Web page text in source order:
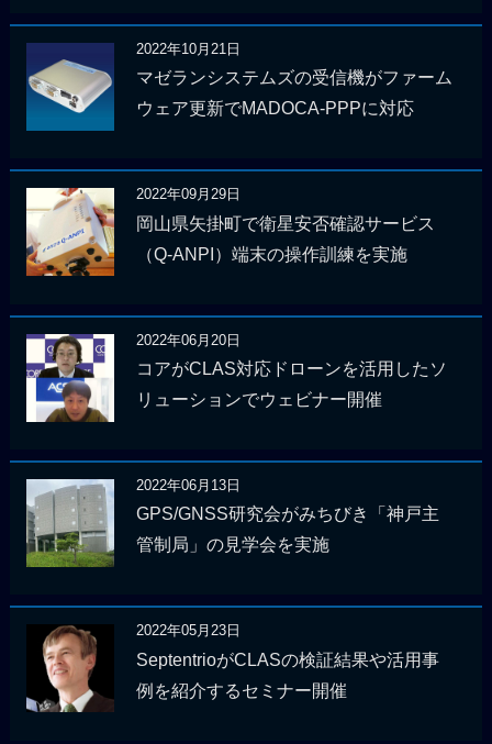
2022年10月21日
マゼランシステムズの受信機がファーム
ウェア更新でMADOCA-PPPに対応
2022年09月29日
岡山県矢掛町で衛星安否確認サービス
（Q-ANPI）端末の操作訓練を実施
2022年06月20日
コアがCLAS対応ドローンを活用したソ
リューションでウェビナー開催
2022年06月13日
GPS/GNSS研究会がみちびき「神戸主
管制局」の見学会を実施
2022年05月23日
SeptentrioがCLASの検証結果や活用事
例を紹介するセミナー開催